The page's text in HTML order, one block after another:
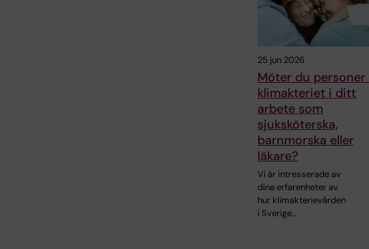
25 jun 2026
Möter du personer
klimakteriet i ditt
arbete som
sjuksköterska,
barnmorska eller
läkare?
Vi är intresserade av
dina erfarenheter av
hur klimakterievården
i Sverige…